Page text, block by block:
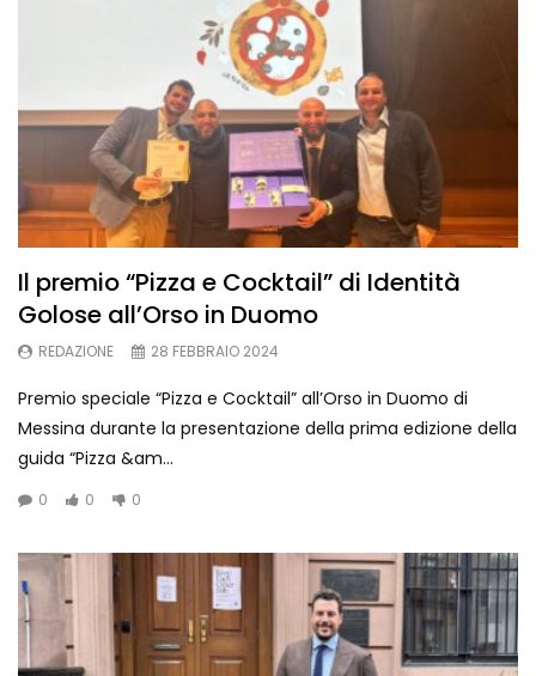
Il premio “Pizza e Cocktail” di Identità
Golose all’Orso in Duomo
REDAZIONE 28 FEBBRAIO 2024
Premio speciale “Pizza e Cocktail” all’Orso in Duomo di
Messina durante la presentazione della prima edizione della
guida “Pizza &am...
0 0 0